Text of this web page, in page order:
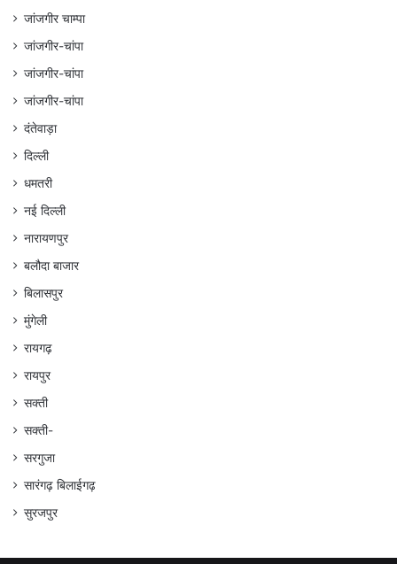
जांजगीर चाम्पा
जांजगीर-चांपा
जांजगीर-चांपा
जांजगीर-चांपा
दंतेवाड़ा
दिल्ली
धमतरी
नई दिल्ली
नारायणपुर
बलौदा बाजार
बिलासपुर
मुंगेली
रायगढ़
रायपुर
सक्ती
सक्ती-
सरगुजा
सारंगढ़ बिलाईगढ़
सुरजपुर